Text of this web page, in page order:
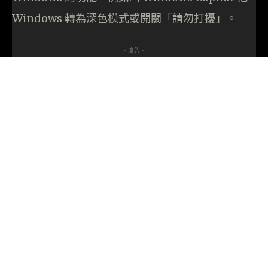
Windows 轉為深色模式或開關「請勿打擾」。
- 廣告 -